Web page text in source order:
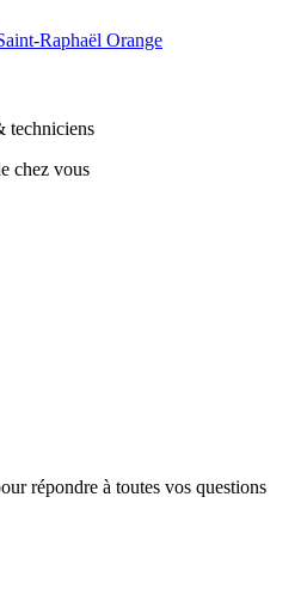
Raphaël Orange
techniciens
chez vous
répondre à toutes vos questions